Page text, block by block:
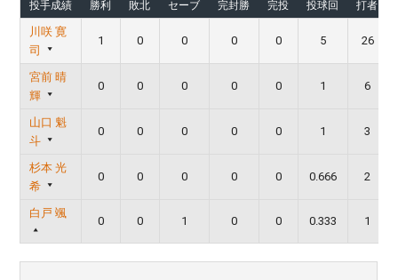
投手成績 勝利 敗北 セーブ 完封勝 完投 投球回 打者
川咲 寛
司
1 0 0 0 0 5 26
宮前 晴
輝
0 0 0 0 0 1 6
山口 魁
斗
0 0 0 0 0 1 3
杉本 光
希
0 0 0 0 0 0.666 2
白戸 颯
0 0 1 0 0 0.333 1